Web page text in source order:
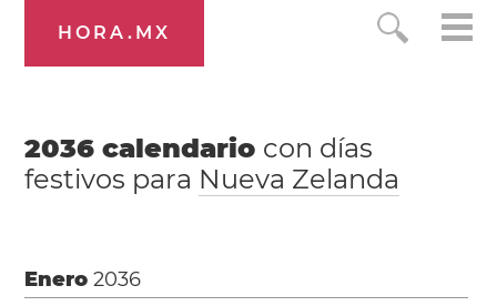
HORA.MX
2036 calendario con días
festivos para Nueva Zelanda
Enero2036